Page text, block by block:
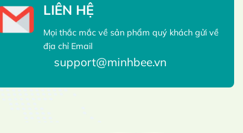
LIÊN HỆ
Mọi thắc mắc về sản phẩm quý khách gửi về
địa chỉ Email
support@minhbee.vn